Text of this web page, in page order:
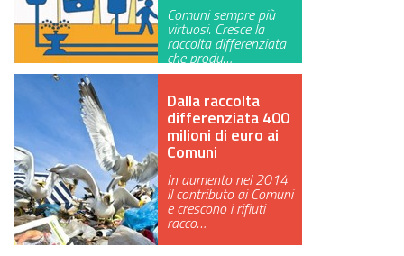
Comuni sempre più
virtuosi. Cresce la
raccolta differenziata
che produ…
Dalla raccolta
differenziata 400
milioni di euro ai
Comuni
In aumento nel 2014
il contributo ai Comuni
e crescono i rifiuti
racco…